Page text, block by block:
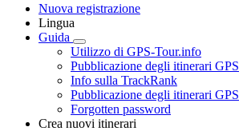
Nuova registrazione
Lingua
Guida
Utilizzo di GPS-Tour.info
Pubblicazione degli itinerari GPS
Info sulla TrackRank
Pubblicazione degli itinerari GPS
Forgotten password
Crea nuovi itinerari